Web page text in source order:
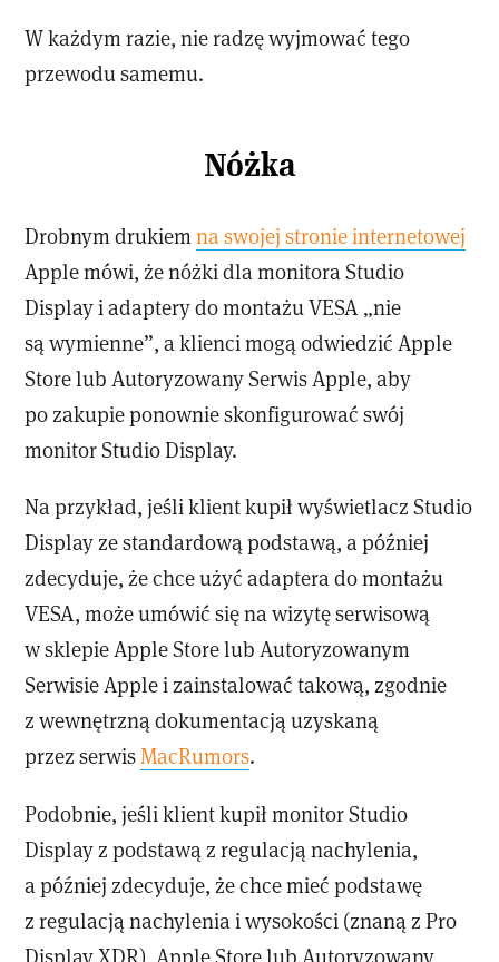
W każdym razie, nie radzę wyjmować tego
przewodu samemu.
Nóżka
Drobnym drukiemna swojej stronie internetowej
Apple mówi, że nóżki dla monitora Studio
Display i adaptery do montażu VESA „nie
są wymienne”, a klienci mogą odwiedzić Apple
Store lub Autoryzowany Serwis Apple, aby
po zakupie ponownie skonfigurować swój
monitor Studio Display.
Na przykład, jeśli klient kupił wyświetlacz Studio
Display ze standardową podstawą, a później
zdecyduje, że chce użyć adaptera do montażu
VESA, może umówić się na wizytę serwisową
w sklepie Apple Store lub Autoryzowanym
Serwisie Apple i zainstalować takową, zgodnie
z wewnętrzną dokumentacją uzyskaną
przez serwisMacRumors.
Podobnie, jeśli klient kupił monitor Studio
Display z podstawą z regulacją nachylenia,
a później zdecyduje, że chce mieć podstawę
z regulacją nachylenia i wysokości (znaną z Pro
Display XDR), Apple Store lub Autoryzowany